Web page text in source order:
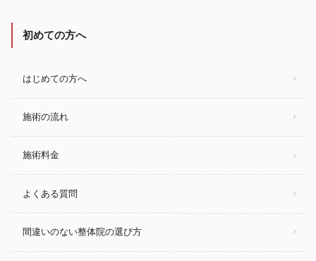
初めての方へ
はじめての方へ
施術の流れ
施術料金
よくある質問
間違いのない整体院の選び方